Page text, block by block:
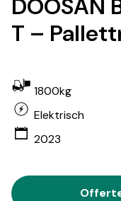
DOOSAN
T –
1800kg
Elektrisch
2023